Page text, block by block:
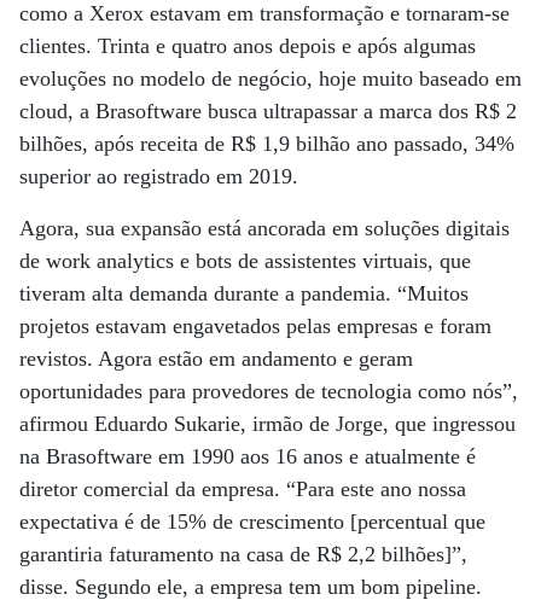
como a Xerox estavam em transformação e tornaram-se
clientes. Trinta e quatro anos depois e após algumas
evoluções no modelo de negócio, hoje muito baseado em
cloud, a Brasoftware busca ultrapassar a marca dos R$ 2
bilhões, após receita de R$ 1,9 bilhão ano passado, 34%
superior ao registrado em 2019.
Agora, sua expansão está ancorada em soluções digitais
de work analytics e bots de assistentes virtuais, que
tiveram alta demanda durante a pandemia. “Muitos
projetos estavam engavetados pelas empresas e foram
revistos. Agora estão em andamento e geram
oportunidades para provedores de tecnologia como nós”,
afirmou Eduardo Sukarie, irmão de Jorge, que ingressou
na Brasoftware em 1990 aos 16 anos e atualmente é
diretor comercial da empresa. “Para este ano nossa
expectativa é de 15% de crescimento [percentual que
garantiria faturamento na casa de R$ 2,2 bilhões]”,
disse. Segundo ele, a empresa tem um bom pipeline.